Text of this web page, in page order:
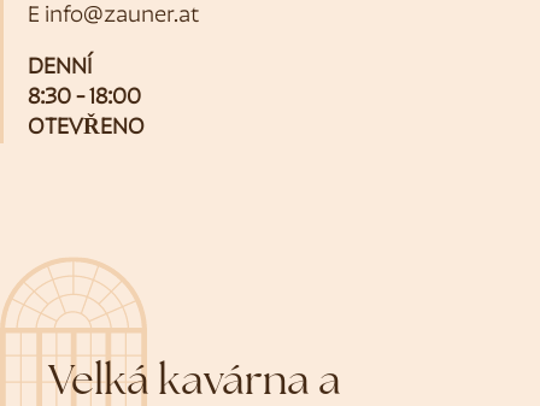
E info@zauner.at
DENNÍ
8:30 - 18:00
OTEVŘENO
Velká kavárna a